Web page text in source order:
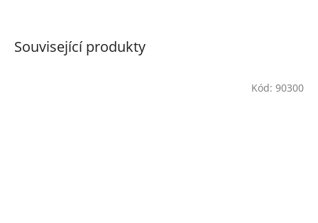
Související produkty
Kód: 90300